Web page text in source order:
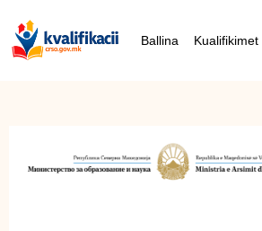
Ballina Kualifikimet